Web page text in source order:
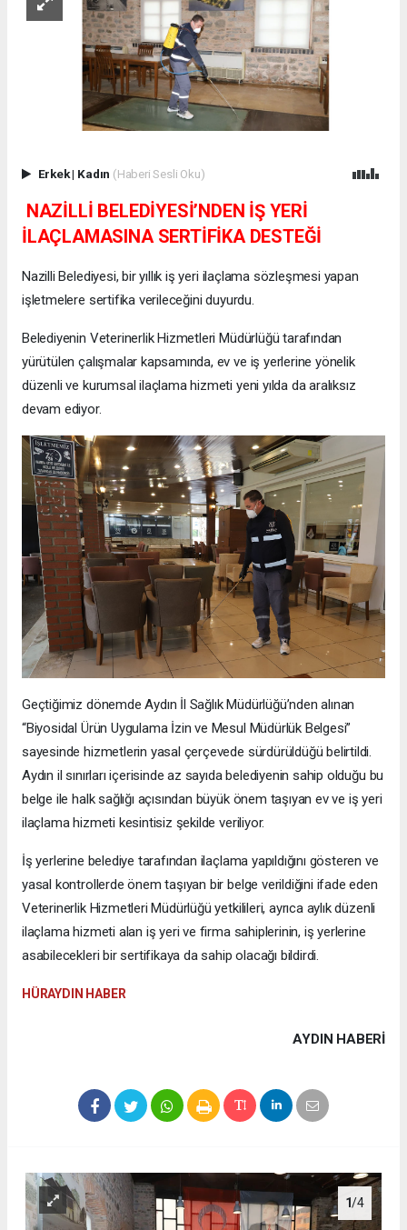
Erkek| Kadın (Haberi Sesli Oku)
NAZİLLİ BELEDİYESİ’NDEN İŞ YERİ
İLAÇLAMASINA SERTİFİKA DESTEĞİ
Nazilli Belediyesi, bir yıllık iş yeri ilaçlama sözleşmesi yapan
işletmelere sertifika verileceğini duyurdu.
Belediyenin Veterinerlik Hizmetleri Müdürlüğü tarafından
yürütülen çalışmalar kapsamında, ev ve iş yerlerine yönelik
düzenli ve kurumsal ilaçlama hizmeti yeni yılda da aralıksız
devam ediyor.
Geçtiğimiz dönemde Aydın İl Sağlık Müdürlüğü’nden alınan
“Biyosidal Ürün Uygulama İzin ve Mesul Müdürlük Belgesi”
sayesinde hizmetlerin yasal çerçevede sürdürüldüğü belirtildi.
Aydın il sınırları içerisinde az sayıda belediyenin sahip olduğu bu
belge ile halk sağlığı açısından büyük önem taşıyan ev ve iş yeri
ilaçlama hizmeti kesintisiz şekilde veriliyor.
İş yerlerine belediye tarafından ilaçlama yapıldığını gösteren ve
yasal kontrollerde önem taşıyan bir belge verildiğini ifade eden
Veterinerlik Hizmetleri Müdürlüğü yetkilileri, ayrıca aylık düzenli
ilaçlama hizmeti alan iş yeri ve firma sahiplerinin, iş yerlerine
asabilecekleri bir sertifikaya da sahip olacağı bildirdi.
HÜRAYDIN HABER
AYDIN HABERİ
1/4